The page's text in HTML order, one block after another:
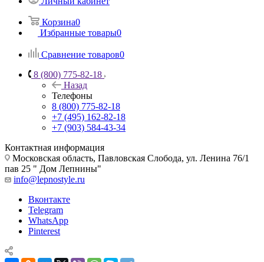
Корзина0
Избранные товары0
Сравнение товаров0
8 (800) 775-82-18
Назад
Телефоны
8 (800) 775-82-18
+7 (495) 162-82-18
+7 (903) 584-43-34
Контактная информация
Московская область, Павловская Слобода, ул. Ленина 76/1
пав 25 " Дом Лепнины"
info@lepnostyle.ru
Вконтакте
Telegram
WhatsApp
Pinterest